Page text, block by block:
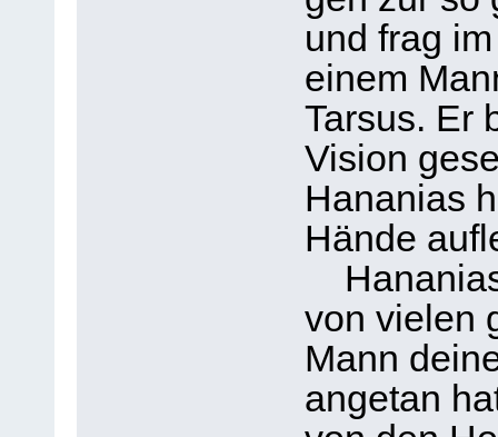
und frag
einem
Tarsus. Er
Vision
Hananias
Hände
von vielen
Mann
angetan